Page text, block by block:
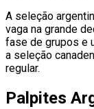
A seleção
vaga na grande
fase de grupos e
a seleção
regular.
Palpites